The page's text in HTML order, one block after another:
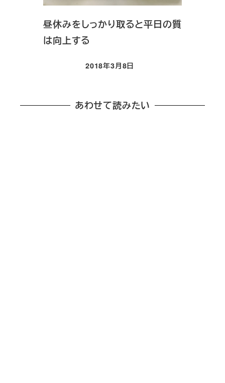
昼休みをしっかり取ると平日の質
は向上する
投稿日
2018年3月8日
あわせて読みたい